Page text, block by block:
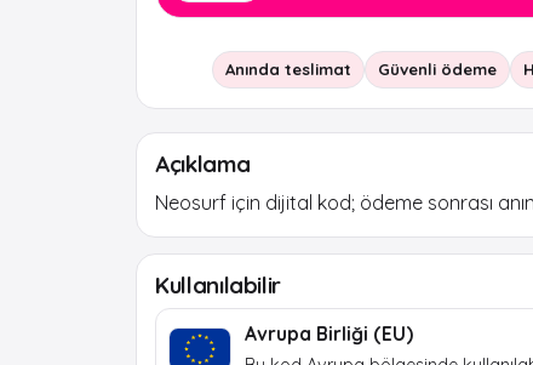
Anında teslimat Güvenli ödeme
Açıklama
Neosurf için dijital kod; ödeme sonrası
Kullanılabilir
Avrupa Birliği (EU)